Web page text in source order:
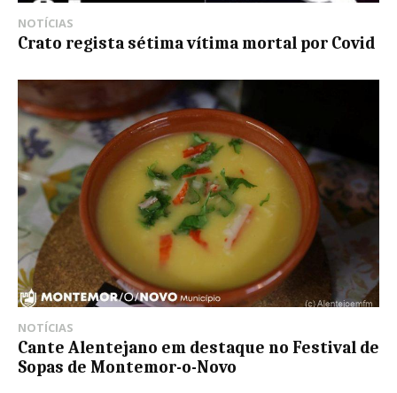
NOTÍCIAS
Crato regista sétima vítima mortal por Covid
NOTÍCIAS
Cante Alentejano em destaque no Festival de
Sopas de Montemor-o-Novo